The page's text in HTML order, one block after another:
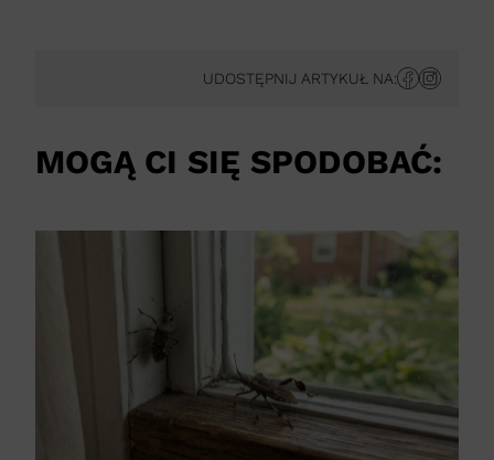
UDOSTĘPNIJ ARTYKUŁ NA:
MOGĄ CI SIĘ SPODOBAĆ: